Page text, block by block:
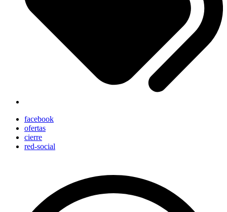
facebook
ofertas
cierre
red-social